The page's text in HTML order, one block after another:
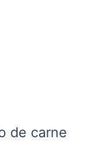
de carne